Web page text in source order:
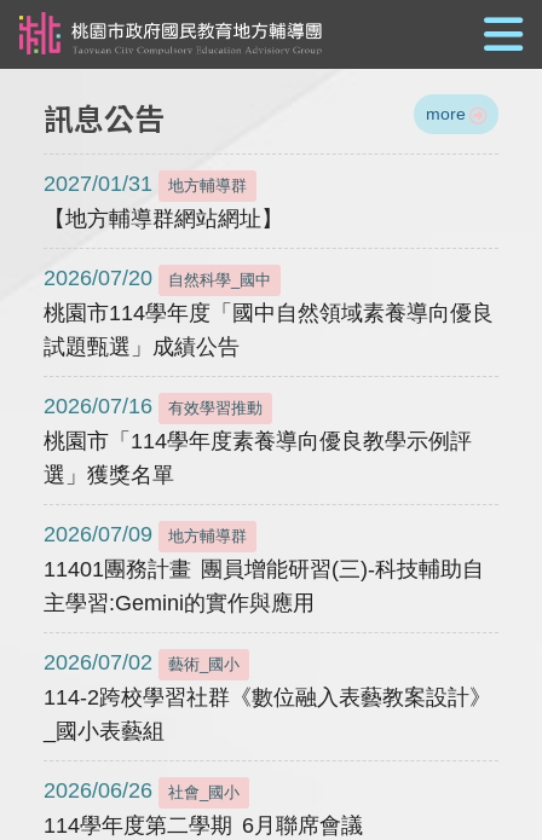
訊息公告 more
2027/01/31 地方輔導群
【地方輔導群網站網址】
2026/07/20 自然科學_國中
桃園市114學年度「國中自然領域素養導向優良
試題甄選」成績公告
2026/07/16 有效學習推動
桃園市「114學年度素養導向優良教學示例評
選」獲獎名單
2026/07/09 地方輔導群
11401團務計畫 團員增能研習(三)-科技輔助自
主學習:Gemini的實作與應用
2026/07/02 藝術_國小
114-2跨校學習社群《數位融入表藝教案設計》
_國小表藝組
2026/06/26 社會_國小
114學年度第二學期 6月聯席會議